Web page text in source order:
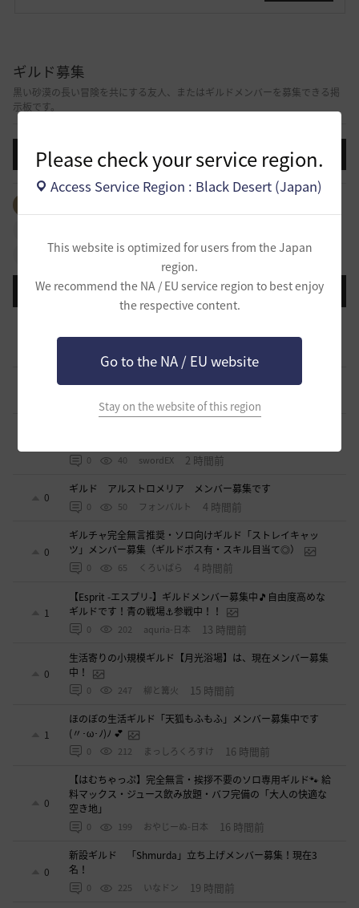
Please check your service region.
Access Service Region : Black Desert (Japan)
This website is optimized for users from the Japan
region.
We recommend the NA / EU service region to best enjoy
the respective content.
Go to the NA / EU website
Stay on the website of this region
ギルド募集
黒い砂漠の長い冒険を共にする友人、またはギルドメンバーを募集できる掲
示板です。
投稿する
登録日順 検索順 コメント順 推奨順 話題順
ハッピーエンド
倉葉 2 時間前
0 40 swordEX 2 時間前
0
ギルド アルストロメリア メンバー募集です
0 50 フォンバルト 4 時間前
0
ギルチャ完全無言推奨・ソロ向けギルド「ストレイキャッ
ツ」メンバー募集（ギルドボス有・スキル目当て◎）
0 65 くろいばら 4 時間前
1
【Esprit -エスプリ-】ギルドメンバー募集中🎵自由度高めな
ギルドです！青の戦場⚓参戦中！！
0 202 aquria-日本 13 時間前
0
生活寄りの小規模ギルド【月光浴場】は、現在メンバー募集
中！
0 247 柳と篝火 15 時間前
1
ほのぼの生活ギルド「天狐もふもふ」メンバー募集中です
(〃･ω･ﾉ)ﾉ 💕
0 212 まっしろくろすけ 16 時間前
0
【はむちゃっぷ】完全無言・挨拶不要のソロ専用ギルド🐾 給
料マックス・ジュース飲み放題・バフ完備の「大人の快適な
空き地」
0 199 おやじーぬ-日本 16 時間前
0
新設ギルド 「Shmurda」立ち上げメンバー募集！現在3
名！
0 225 いなドン 19 時間前